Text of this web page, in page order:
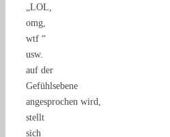
„LOL,
omg,
wtf “
usw.
auf der
Gefühlsebene
angesprochen wird,
stellt
sich